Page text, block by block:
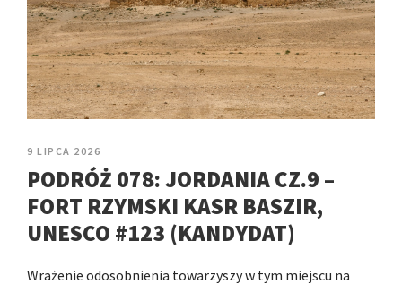
9 LIPCA 2026
PODRÓŻ 078: JORDANIA CZ.9 –
FORT RZYMSKI KASR BASZIR,
UNESCO #123 (KANDYDAT)
Wrażenie odosobnienia towarzyszy w tym miejscu na